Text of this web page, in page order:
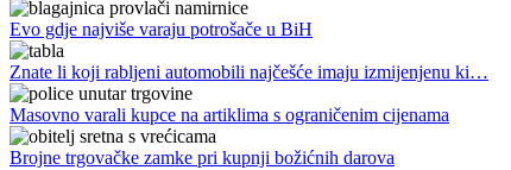
Evo gdje najviše varaju potrošače u BiH
Znate li koji rabljeni automobili najčešće imaju izmijenjenu ki…
Masovno varali kupce na artiklima s ograničenim cijenama
Brojne trgovačke zamke pri kupnji božićnih darova